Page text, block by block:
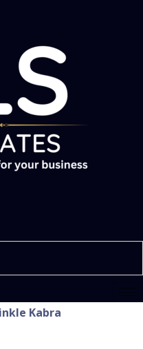
Kabra